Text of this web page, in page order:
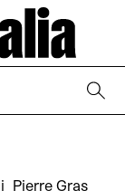
Pierre Gras